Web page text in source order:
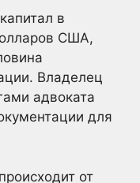
в
США,
Владелец
адвоката
для
от